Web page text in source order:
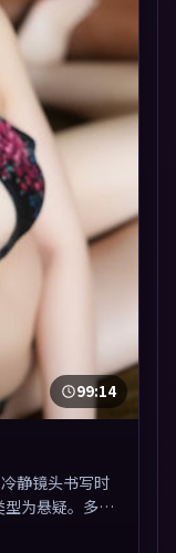
99:14
静镜头书写时
为悬疑。多线
喜欢细读表演